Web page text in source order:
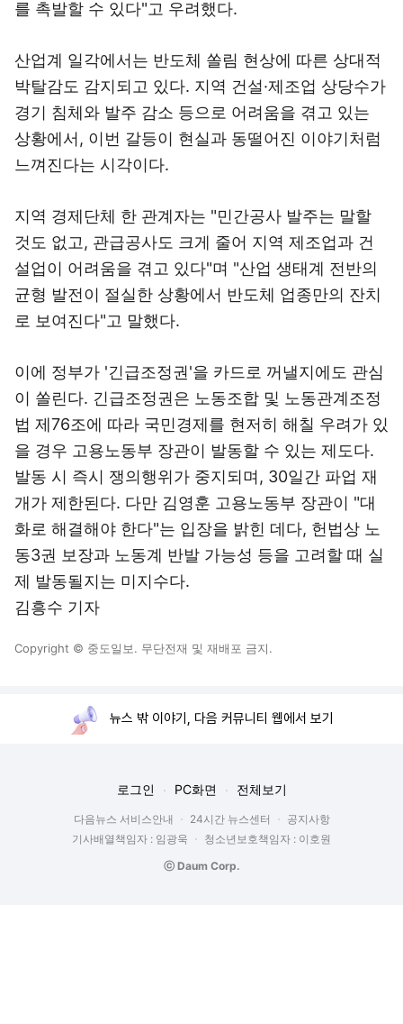
를 촉발할 수 있다"고 우려했다.
산업계 일각에서는 반도체 쏠림 현상에 따른 상대적
박탈감도 감지되고 있다. 지역 건설·제조업 상당수가
경기 침체와 발주 감소 등으로 어려움을 겪고 있는
상황에서, 이번 갈등이 현실과 동떨어진 이야기처럼
느껴진다는 시각이다.
지역 경제단체 한 관계자는 "민간공사 발주는 말할
것도 없고, 관급공사도 크게 줄어 지역 제조업과 건
설업이 어려움을 겪고 있다"며 "산업 생태계 전반의
균형 발전이 절실한 상황에서 반도체 업종만의 잔치
로 보여진다"고 말했다.
이에 정부가 '긴급조정권'을 카드로 꺼낼지에도 관심
이 쏠린다. 긴급조정권은 노동조합 및 노동관계조정
법 제76조에 따라 국민경제를 현저히 해칠 우려가 있
을 경우 고용노동부 장관이 발동할 수 있는 제도다.
발동 시 즉시 쟁의행위가 중지되며, 30일간 파업 재
개가 제한된다. 다만 김영훈 고용노동부 장관이 "대
화로 해결해야 한다"는 입장을 밝힌 데다, 헌법상 노
동3권 보장과 노동계 반발 가능성 등을 고려할 때 실
제 발동될지는 미지수다.
김흥수 기자
Copyright © 중도일보. 무단전재 및 재배포 금지.
뉴스 밖 이야기, 다음 커뮤니티 웹에서 보기
로그인 PC화면 전체보기
다음뉴스 서비스안내 24시간 뉴스센터
공지사항
기사배열책임자 : 임광욱
청소년보호책임자 : 이호원
ⓒ Daum Corp.